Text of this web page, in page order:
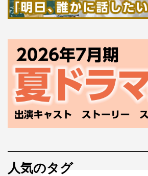
人気のタグ